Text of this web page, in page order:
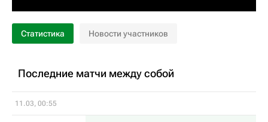
Статистика Новости участников
Последние матчи между собой
11.03, 00:55